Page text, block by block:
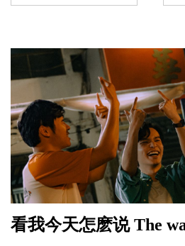
看我今天怎麽说 The